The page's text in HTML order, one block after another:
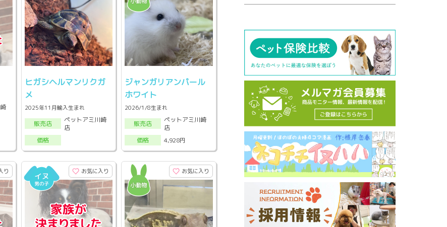
ヒガシヘルマンリクガ
メ
2025年11月輸入生まれ
販売店
ペットアミ川崎
店
価格
ジャンガリアンパール
ホワイト
2026/1/8生まれ
販売店
ペットアミ川崎
店
価格
4,928円
り お気に入り お気に入り